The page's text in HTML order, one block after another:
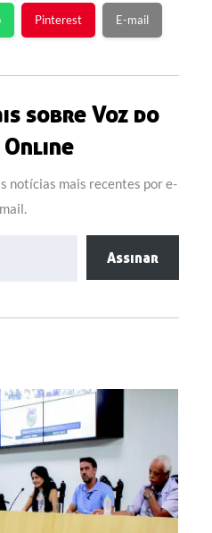
Pinterest E-mail
sobre Voz do
notícias mais recentes por e-
mail.
Assinar